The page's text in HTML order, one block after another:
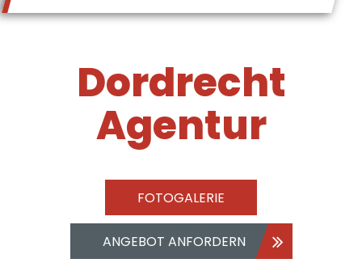
Dordrecht
Agentur
FOTOGALERIE
ANGEBOT ANFORDERN